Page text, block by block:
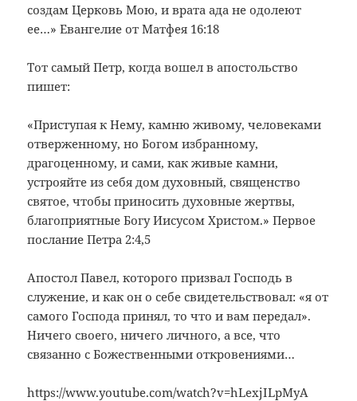
создам Церковь Мою, и врата ада не одолеют
ее…» Евангелие от Матфея 16:18
Тот самый Петр, когда вошел в апостольство
пишет:
«Приступая к Нему, камню живому, человеками
отверженному, но Богом избранному,
драгоценному, и сами, как живые камни,
устрояйте из себя дом духовный, священство
святое, чтобы приносить духовные жертвы,
благоприятные Богу Иисусом Христом.» Первое
послание Петра 2:4,5
Апостол Павел, которого призвал Господь в
служение, и как он о себе свидетельствовал: «я от
самого Господа принял, то что и вам передал».
Ничего своего, ничего личного, а все, что
связанно с Божественными откровениями…
https://www.youtube.com/watch?v=hLexjILpMyA